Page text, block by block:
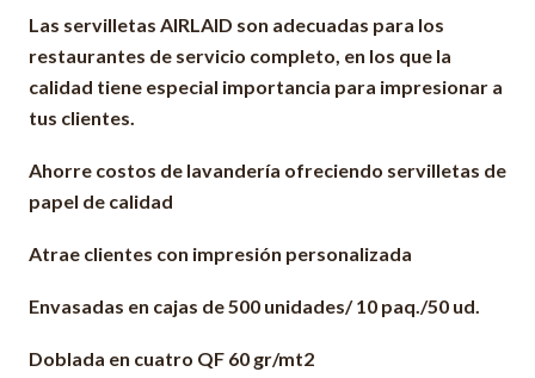
Las servilletas AIRLAID son adecuadas para los
restaurantes de servicio completo, en los que la
calidad tiene especial importancia para impresionar a
tus clientes.
Ahorre costos de lavandería ofreciendo servilletas de
papel de calidad
Atrae clientes con impresión personalizada
Envasadas en cajas de 500 unidades/ 10 paq./50 ud.
Doblada en cuatro QF 60 gr/mt2